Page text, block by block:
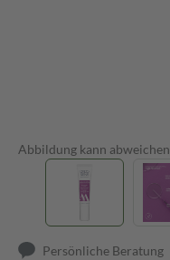
Abbildung kann abweichen
Persönliche Beratung